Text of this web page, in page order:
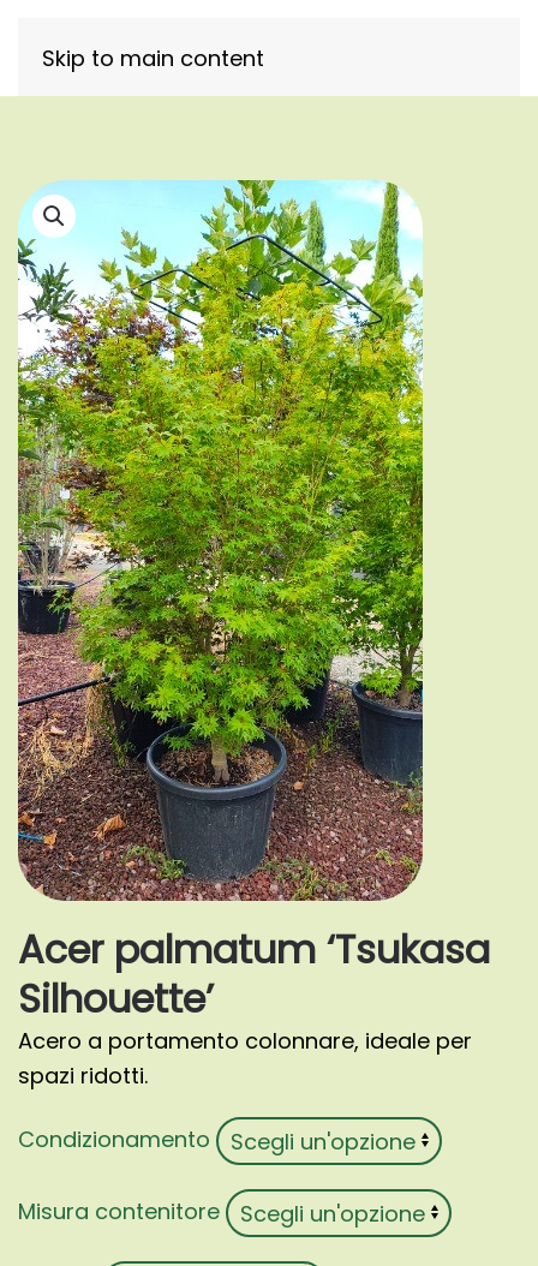
Skip to main content
Acer palmatum ‘Tsukasa
Silhouette’
Acero a portamento colonnare, ideale per
spazi ridotti.
Condizionamento
Misura contenitore